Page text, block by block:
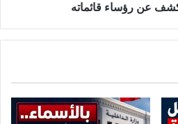
عن رؤساء قائماته